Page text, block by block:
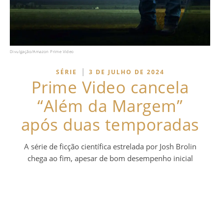
Divulgação/Amazon Prime Video
SÉRIE | 3 DE JULHO DE 2024
Prime Video cancela
“Além da Margem”
após duas temporadas
A série de ficção científica estrelada por Josh Brolin
chega ao fim, apesar de bom desempenho inicial